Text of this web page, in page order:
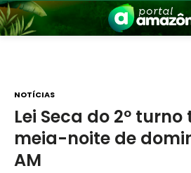
NOTÍCIAS
Lei Seca do 2º
meia-noite de
AM